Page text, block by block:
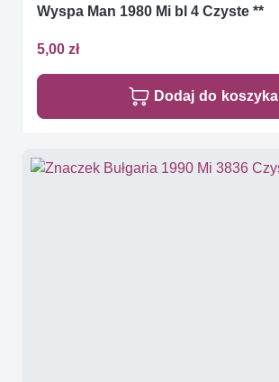
Wyspa Man 1980 Mi bl 4 Czyste **
5,00 zł
Dodaj do koszyka